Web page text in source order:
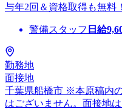
与年2回＆資格取得も無料！
警備スタッフ 日給
勤務地
面接地
千葉県船橋市 ※本原稿内
はございません。面接地